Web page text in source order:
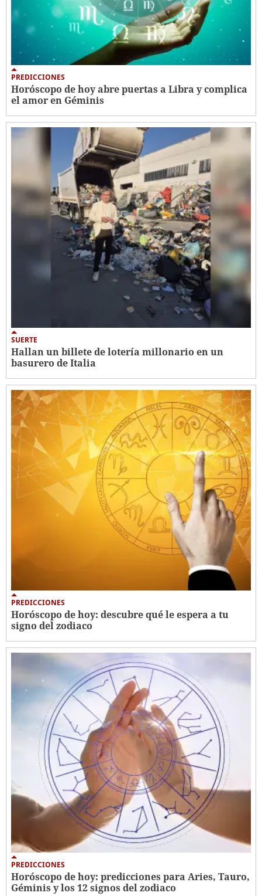
PREDICCIONES
Horóscopo de hoy abre puertas a Libra y complica
el amor en Géminis
SUERTE
Hallan un billete de lotería millonario en un
basurero de Italia
PREDICCIONES
Horóscopo de hoy: descubre qué le espera a tu
signo del zodiaco
PREDICCIONES
Horóscopo de hoy: predicciones para Aries, Tauro,
Géminis y los 12 signos del zodiaco